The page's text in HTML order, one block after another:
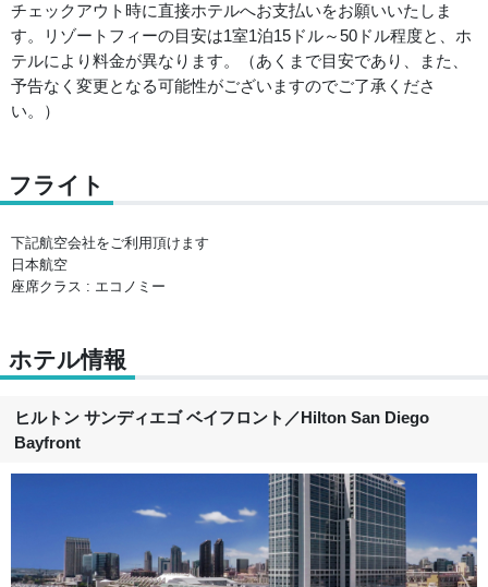
チェックアウト時に直接ホテルへお支払いをお願いいたしま
す。リゾートフィーの目安は1室1泊15ドル～50ドル程度と、ホ
テルにより料金が異なります。（あくまで目安であり、また、
予告なく変更となる可能性がございますのでご了承くださ
い。）
フライト
下記航空会社をご利用頂けます
日本航空
座席クラス : エコノミー
ホテル情報
ヒルトン サンディエゴ ベイフロント ／Hilton San Diego
Bayfront